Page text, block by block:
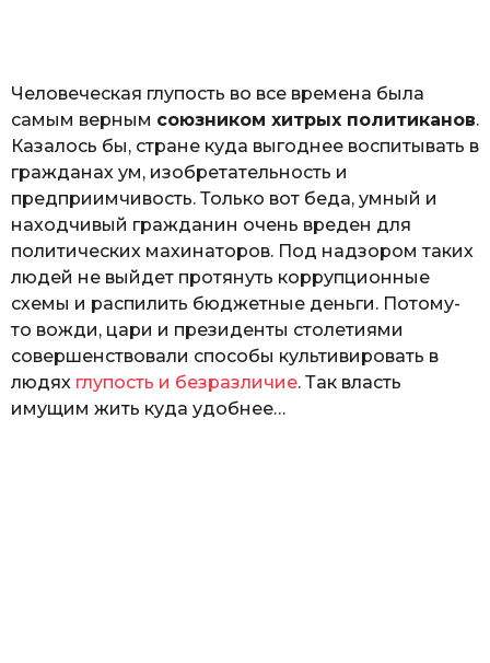
Человеческая глупость во все времена была
самым верным союзником хитрых политиканов.
Казалось бы, стране куда выгоднее воспитывать в
гражданах ум, изобретательность и
предприимчивость. Только вот беда, умный и
находчивый гражданин очень вреден для
политических махинаторов. Под надзором таких
людей не выйдет протянуть коррупционные
схемы и распилить бюджетные деньги. Потому-
то вожди, цари и президенты столетиями
совершенствовали способы культивировать в
людях глупость и безразличие. Так власть
имущим жить куда удобнее…